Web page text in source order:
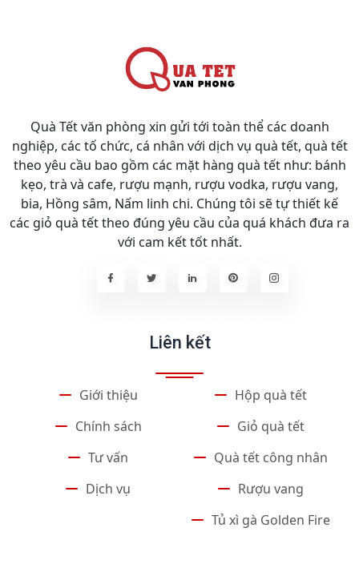
Quà Tết văn phòng xin gửi tới toàn thể các doanh
nghiệp, các tố chức, cá nhân với dịch vụ quà tết, quà tết
theo yêu cầu bao gồm các mặt hàng quà tết như: bánh
kẹo, trà và cafe, rượu mạnh, rượu vodka, rượu vang,
bia, Hồng sâm, Nấm linh chi. Chúng tôi sẽ tự thiết kế
các giỏ quà tết theo đúng yêu cầu của quá khách đưa ra
với cam kết tốt nhất.
Liên kết
Giới thiệu
Chính sách
Tư vấn
Dịch vụ
Hộp quà tết
Giỏ quà tết
Quà tết công nhân
Rượu vang
Tủ xì gà Golden Fire